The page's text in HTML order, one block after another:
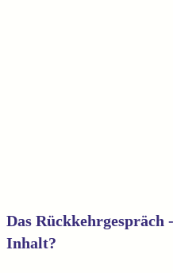
Das Rückkehrgespräch
Inhalt?